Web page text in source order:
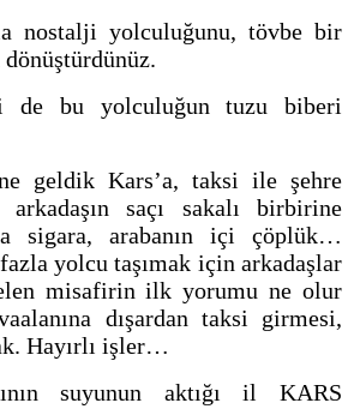
nostalji yolculuğunu, tövbe bir
de bu yolculuğun tuzu biberi
geldik Kars’a, taksi ile şehre
saçı sakalı birbirine
sigara, arabanın içi çöplük…
yolcu taşımak için arkadaşlar
misafirin ilk yorumu ne olur
dışardan taksi girmesi,
Hayırlı işler…
suyunun aktığı il KARS